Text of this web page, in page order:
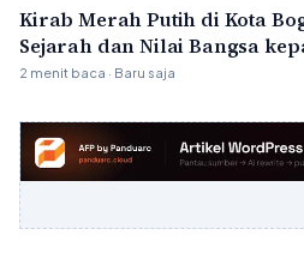
Kirab Merah Putih di Kota
Sejarah dan Nilai Bangsa
2 menit baca · Baru saja